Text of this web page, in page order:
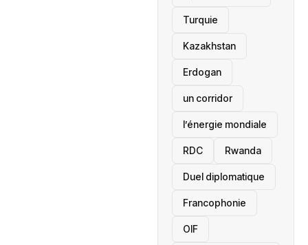
‎Turquie
Kazakhstan
Erdogan
un corridor
l’énergie mondiale
RDC Rwanda
Duel diplomatique
Francophonie
OIF